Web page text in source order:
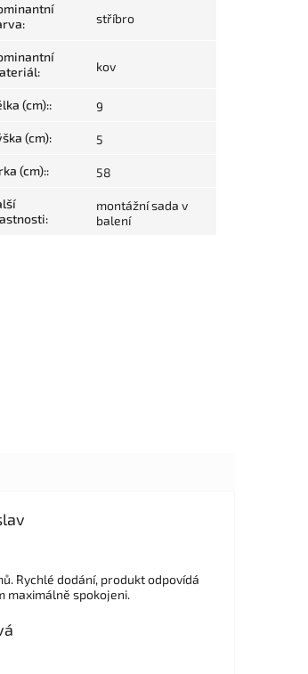
: stříbro
: kov
(cm):: 9
(cm): 5
(cm):: 58
:
montážní sada v
balení
Rychlé dodání, produkt odpovídá
maximálně spokojeni.